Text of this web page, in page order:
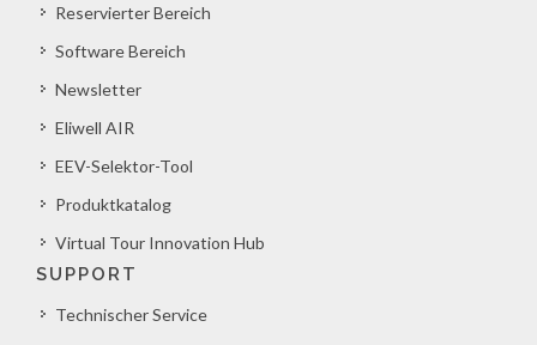
Reservierter Bereich
Software Bereich
Newsletter
Eliwell AIR
EEV-Selektor-Tool
Produktkatalog
Virtual Tour Innovation Hub
SUPPORT
Technischer Service